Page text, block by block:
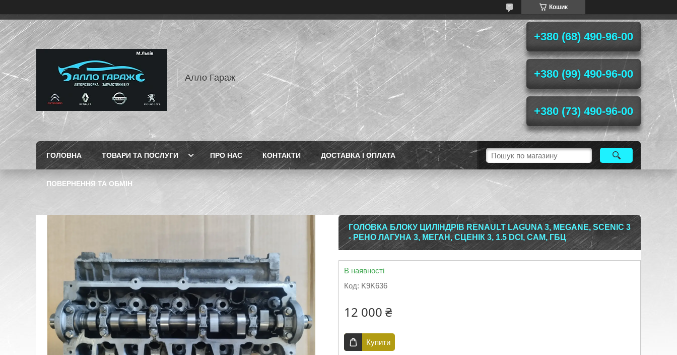
Кошик
Алло Гараж
+380 (68) 490-96-00
+380 (99) 490-96-00
+380 (73) 490-96-00
ГОЛОВНА ТОВАРИ ТА ПОСЛУГИ ПРО НАС КОНТАКТИ ДОСТАВКА І ОПЛАТА
ПОВЕРНЕННЯ ТА ОБМІН
ГОЛОВКА БЛОКУ ЦИЛІНДРІВ RENAULT LAGUNA 3, MEGANE, SCENIC 3
- РЕНО ЛАГУНА 3, МЕГАН, СЦЕНІК 3, 1.5 DCI, CAM, ГБЦ
В наявності
Код: K9K636
12 000 ₴
Купити